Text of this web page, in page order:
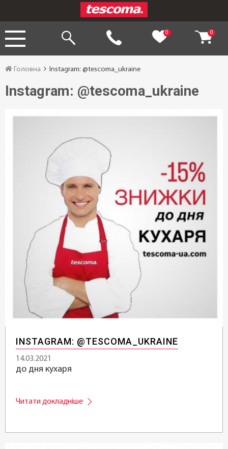
0 0
Головна Instagram: @tescoma_ukraine
Instagram: @tescoma_ukraine
INSTAGRAM: @TESCOMA_UKRAINE
14.03.2021
до дня кухаря
Читати докладніше